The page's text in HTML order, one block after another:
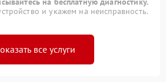
и укажем на неисправность.
все услуги